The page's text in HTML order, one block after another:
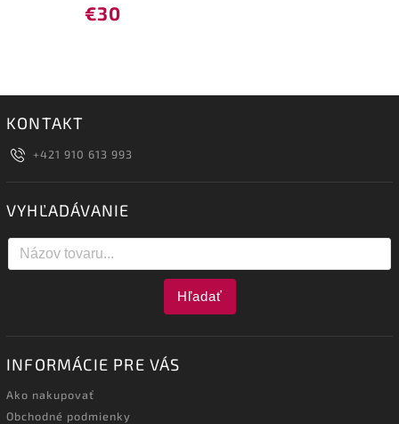
€30
KONTAKT
+421 910 613 993
VYHĽADÁVANIE
Hľadať
INFORMÁCIE PRE VÁS
Ako nakupovať
Obchodné podmienky